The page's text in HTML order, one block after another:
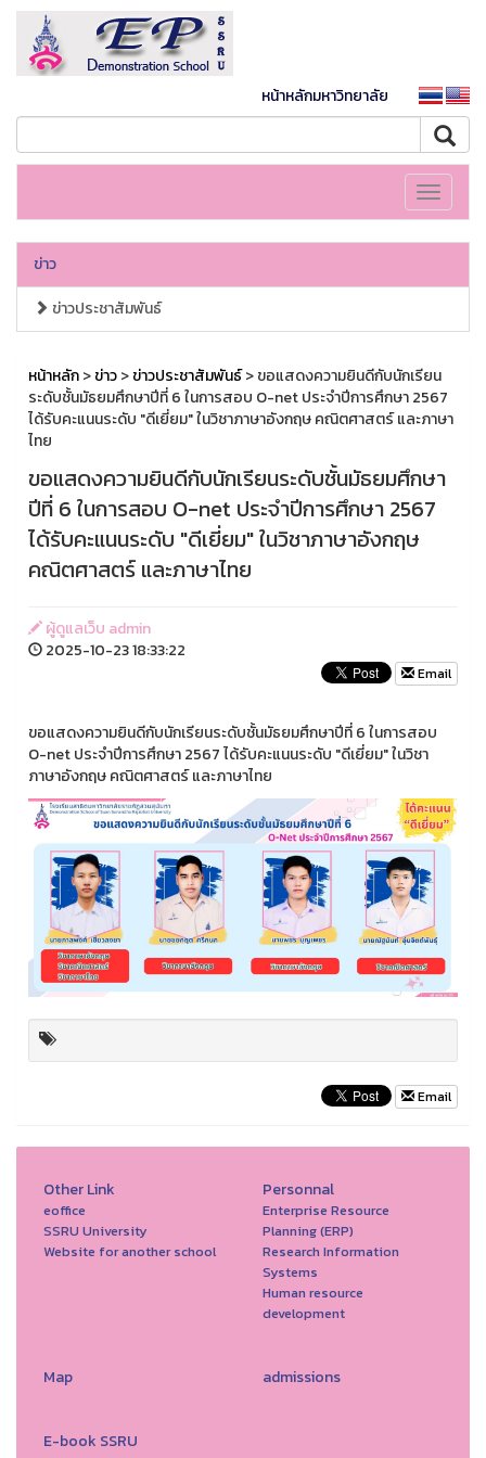
หน้าหลักมหาวิทยาลัย
Toggle
ข่าว
ข่าวประชาสัมพันธ์
หน้าหลัก>ข่าว>ข่าวประชาสัมพันธ์> ขอแสดงความยินดีกับนักเรียน
ระดับชั้นมัธยมศึกษาปีที่ 6 ในการสอบ O-net ประจำปีการศึกษา 2567
ได้รับคะแนนระดับ "ดีเยี่ยม" ในวิชาภาษาอังกฤษ คณิตศาสตร์ และภาษา
ไทย
ขอแสดงความยินดีกับนักเรียนระดับชั้นมัธยมศึกษา
ปีที่ 6 ในการสอบ O-net ประจำปีการศึกษา 2567
ได้รับคะแนนระดับ "ดีเยี่ยม" ในวิชาภาษาอังกฤษ
คณิตศาสตร์ และภาษาไทย
ผู้ดูแลเว็บ admin
2025-10-23 18:33:22
Email
ขอแสดงความยินดีกับนักเรียนระดับชั้นมัธยมศึกษาปีที่ 6 ในการสอบ
O-net ประจำปีการศึกษา 2567 ได้รับคะแนนระดับ "ดีเยี่ยม" ในวิชา
ภาษาอังกฤษ คณิตศาสตร์ และภาษาไทย
Email
Other Link
eoffice
SSRU University
Website for another school
Personnal
Enterprise Resource
Planning (ERP)
Research Information
Systems
Human resource
development
Map admissions
E-book SSRU